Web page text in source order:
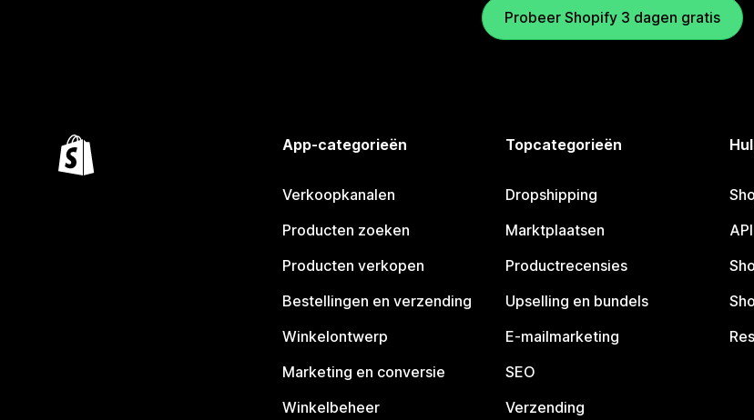
Probeer Shopify 3 dagen gratis
App-categorieën
Verkoopkanalen
Producten zoeken
Producten verkopen
Bestellingen en verzending
Winkelontwerp
Marketing en conversie
Winkelbeheer
Topcategorieën
Dropshipping
Marktplaatsen
Productrecensies
Upselling en bundels
E-mailmarketing
SEO
Verzending